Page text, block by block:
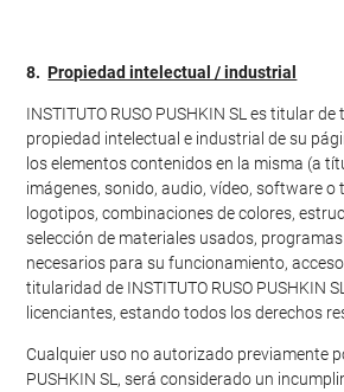
8.Propiedad intelectual / industrial
INSTITUTO RUSO PUSHKIN SL es titular
propiedad intelectual e industrial de su
los elementos contenidos en la misma (a
imágenes, sonido, audio, vídeo, software o
logotipos, combinaciones de colores,
selección de materiales usados,
necesarios para su funcionamiento,
titularidad de INSTITUTO RUSO PUSHKIN
licenciantes, estando todos los derechos
Cualquier uso no autorizado previamente
PUSHKIN SL, será considerado un